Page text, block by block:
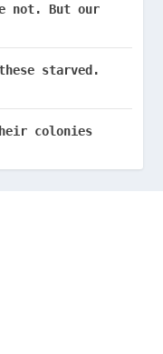
not. But our
starved.
colonies